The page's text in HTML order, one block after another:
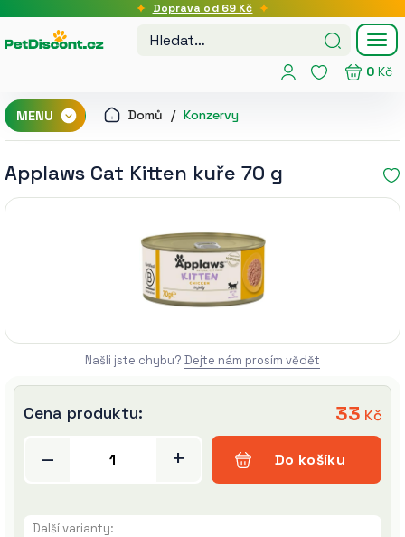
Doprava od 69 Kč
0 Kč
MENU Domů Konzervy
Applaws Cat Kitten kuře 70 g
Našli jste chybu? Dejte nám prosím vědět
Cena produktu: 33 Kč
+
– Do košíku
Další varianty: